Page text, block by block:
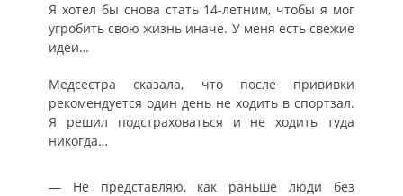
Я хотел бы снова стать 14-летним, чтобы я мог
угробить свою жизнь иначе. У меня есть свежие
идеи…
Медсестра сказала, что после прививки
рекомендуется один день не ходить в спортзал.
Я решил подстраховаться и не ходить туда
никогда…
— Не представляю, как раньше люди без